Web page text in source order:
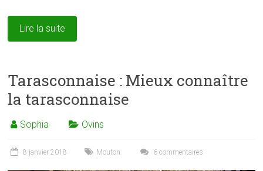
Lire la suite
Tarasconnaise : Mieux connaître
la tarasconnaise
Sophia Ovins
8 janvier 2018 Mouton 6 commentaires